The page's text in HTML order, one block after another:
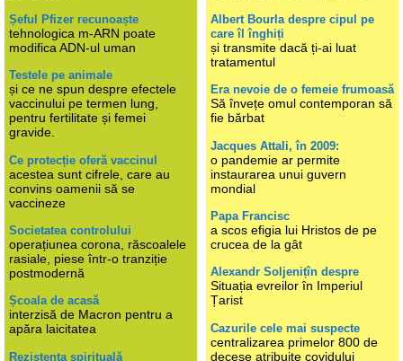
Șeful Pfizer recunoaște
tehnologica m-ARN poate
modifica ADN-ul uman
Testele pe animale
și ce ne spun despre efectele
vaccinului pe termen lung,
pentru fertilitate și femei
gravide.
Ce protecție oferă vaccinul
acestea sunt cifrele, care au
convins oamenii să se
vaccineze
Societatea controlului
operațiunea corona, răscoalele
rasiale, piese într-o tranziție
postmodernă
Școala de acasă
interzisă de Macron pentru a
apăra laicitatea
Rezistența spirituală
Albert Bourla despre cipul pe
care îl înghiți
și transmite dacă ți-ai luat
tratamentul
Era nevoie de o femeie frumoasă
Să învețe omul contemporan să
fie bărbat
Jacques Attali, în 2009:
o pandemie ar permite
instaurarea unui guvern
mondial
Papa Francisc
a scos efigia lui Hristos de pe
crucea de la gât
Alexandr Soljenițîn despre
Situația evreilor în Imperiul
Țarist
Cazurile cele mai suspecte
centralizarea primelor 800 de
decese atribuite covidului